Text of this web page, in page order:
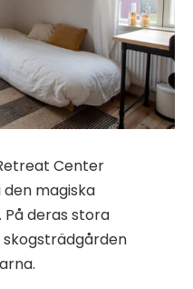
Center
magiska
På deras stora
skogsträdgården